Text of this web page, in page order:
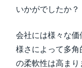
いかがでしたか？
会社には様々な
様さによって多
の柔軟性は高ま